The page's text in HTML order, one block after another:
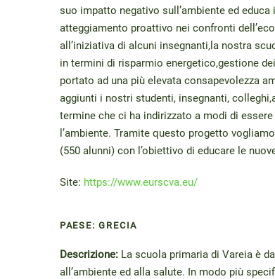
suo impatto negativo sull’ambiente ed
atteggiamento proattivo nei confronti
all’iniziativa di alcuni insegnanti,la nostra
in termini di risparmio energetico,gestione
portato ad una più elevata consapevolezza
aggiunti i nostri studenti, insegnanti,
termine che ci ha indirizzato a modi di
l’ambiente. Tramite questo progetto
(550 alunni) con l’obiettivo di educare le
Site: https://www.eurscva.eu/
PAESE: GRECIA
Descrizione: La scuola primaria di Vareia è
all’ambiente ed alla salute. In modo più